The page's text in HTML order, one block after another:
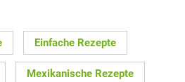
Einfache Rezepte
Mexikanische Rezepte